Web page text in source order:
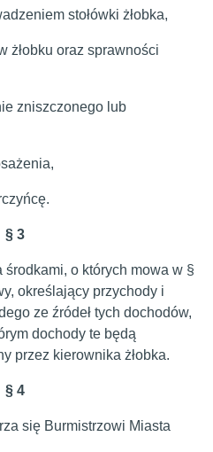
stołówki żłobka,
żłobku oraz sprawności
zniszczonego lub
§ 3
o których mowa w §
określający przychody i
ze źródeł tych dochodów,
dochody te będą
przez kierownika żłobka.
§ 4
się Burmistrzowi Miasta